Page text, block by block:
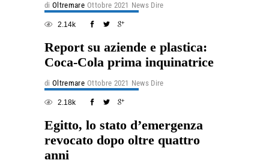
di Oltremare Ottobre 2021 News Dire
2.14k
Report su aziende e plastica:
Coca-Cola prima inquinatrice
di Oltremare Ottobre 2021 News Dire
2.18k
Egitto, lo stato d’emergenza
revocato dopo oltre quattro
anni